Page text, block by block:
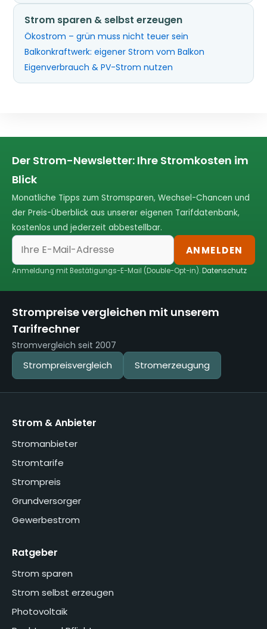
Strom sparen & selbst erzeugen
Ökostrom – grün muss nicht teuer sein
Balkonkraftwerk: eigener Strom vom Balkon
Eigenverbrauch & PV-Strom nutzen
Der Strom-Newsletter: Ihre Stromkosten im
Blick
Monatliche Tipps zum Stromsparen, Wechsel-Chancen und
der Preis-Überblick aus unserer eigenen Tarifdatenbank,
kostenlos und jederzeit abbestellbar.
ANMELDEN
Anmeldung mit Bestätigungs-E-Mail (Double-Opt-in).Datenschutz
Strompreise vergleichen mit unserem
Tarifrechner
Stromvergleich seit 2007
Strompreisvergleich Stromerzeugung
Strom & Anbieter
Stromanbieter
Stromtarife
Strompreis
Grundversorger
Gewerbestrom
Ratgeber
Strom sparen
Strom selbst erzeugen
Photovoltaik